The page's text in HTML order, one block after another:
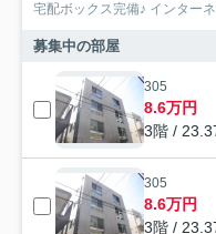
宅配ボックス完備♪ インター
募集中の部屋
305
8.6万円
3階 /
305
8.6万円
3階 /